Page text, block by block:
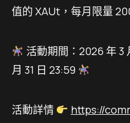
值的 XAUt，每月限量
活動期間：2026 年 3
月 31 日 23:59
活動詳情 https://